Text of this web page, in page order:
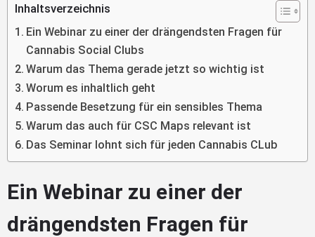
Inhaltsverzeichnis
Ein Webinar zu einer der drängendsten Fragen für
Cannabis Social Clubs
Warum das Thema gerade jetzt so wichtig ist
Worum es inhaltlich geht
Passende Besetzung für ein sensibles Thema
Warum das auch für CSC Maps relevant ist
Das Seminar lohnt sich für jeden Cannabis CLub
Ein Webinar zu einer der
drängendsten Fragen für